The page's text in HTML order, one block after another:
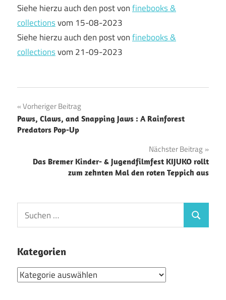
Siehe hierzu auch den post vonfinebooks &
collectionsvom 15-08-2023
Siehe hierzu auch den post vonfinebooks &
collectionsvom 21-09-2023
Beitragsnavigation
Vorheriger Beitrag
Paws, Claws, and Snapping Jaws : A Rainforest
Predators Pop-Up
Nächster Beitrag
Das Bremer Kinder- & Jugendfilmfest KIJUKO rollt
zum zehnten Mal den roten Teppich aus
Suchen
nach:
Suchen
Kategorien
Kategorien